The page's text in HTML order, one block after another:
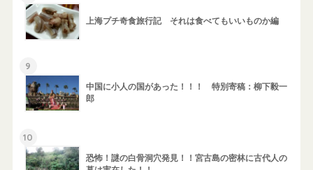
上海プチ奇食旅行記 それは食べてもいいものか編
9
中国に小人の国があった！！！ 特別寄稿：柳下毅一
郎
10
恐怖！謎の白骨洞穴発見！！宮古島の密林に古代人の